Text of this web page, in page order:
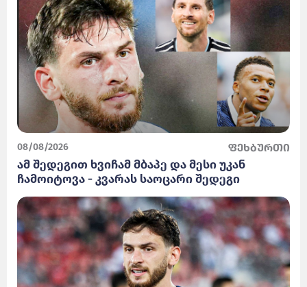
08/08/2026 ფეხბურთი
ამ შედეგით ხვიჩამ მბაპე და მესი უკან
ჩამოიტოვა - კვარას საოცარი შედეგი